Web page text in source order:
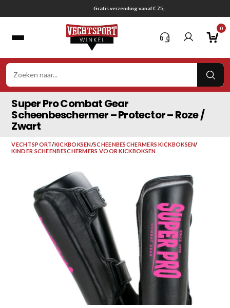
naar
Gratis verzending vanaf € 75,-
0
Super Pro Combat Gear
Scheenbeschermer – Protector – Roze /
Zwart
VECHTSPORT/KICKBOKSEN/SCHEENBESCHERMERS KICKBOKSEN/
KINDER SCHEENBESCHERMERS VOOR KICKBOKSEN